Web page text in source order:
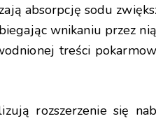
absorpcję sodu
wnikaniu przez
treści
rozszerzenie się